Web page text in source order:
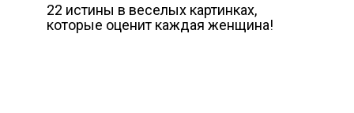
22 истины в веселых картинках,
которые оценит каждая женщина!